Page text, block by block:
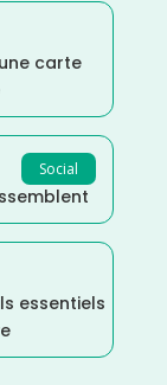
carte
Social
essentiels